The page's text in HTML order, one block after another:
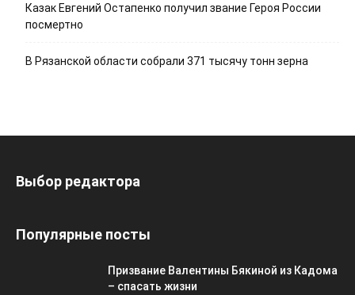
Казак Евгений Остапенко получил звание Героя России
посмертно
В Рязанской области собрали 371 тысячу тонн зерна
Выбор редактора
Популярные посты
Призвание Валентины Бякиной из Кадома
– спасать жизни